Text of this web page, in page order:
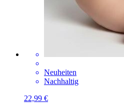
Neuheiten
Nachhaltig
22,99 €